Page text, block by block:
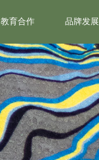
教育合作 品牌发展